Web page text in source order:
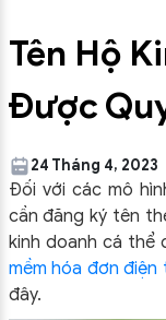
Tên Hộ
Được
24 Tháng 4, 2023
Đối với các mô
cần đăng ký tên
kinh doanh cá thể
mềm hóa đơn điện
đây.